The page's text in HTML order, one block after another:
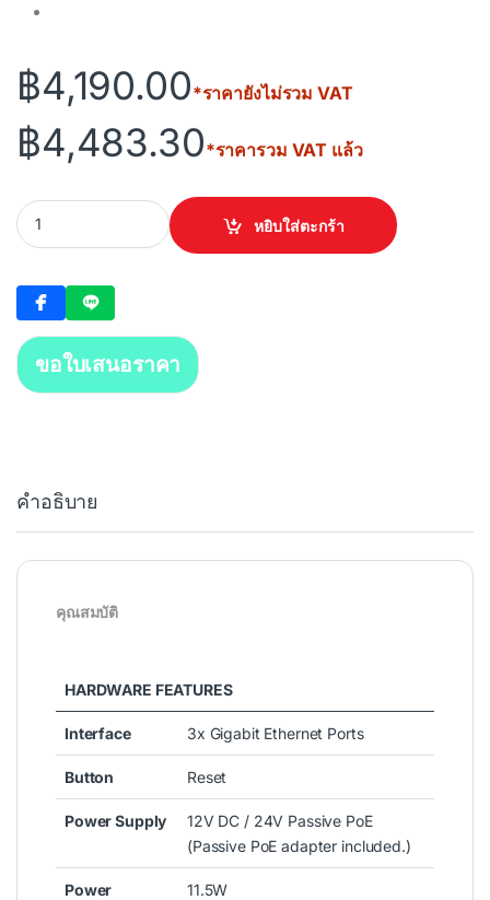
฿4,190.00*ราคายังไม่รวม VAT
฿4,483.30*ราคารวม VAT แล้ว
TP-LINK EAP215 Bridge Omada 5GHz AC867 Long-range
หยิบใส่ตะกร้า
ขอใบเสนอราคา
คำอธิบาย
คุณสมบัติ
HARDWARE FEATURES
Interface 3x Gigabit Ethernet Ports
Button Reset
Power Supply
12V DC / 24V Passive PoE
(Passive PoE adapter included.)
Power
11.5W